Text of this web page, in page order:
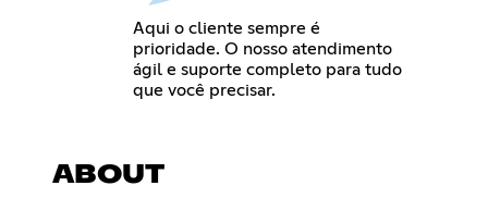
Aqui o cliente sempre é
prioridade. O nosso atendimento
ágil e suporte completo para tudo
que você precisar.
ABOUT